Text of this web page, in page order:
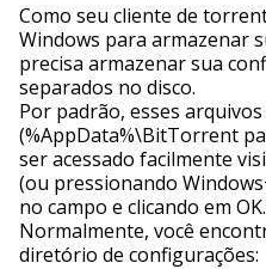
Como seu cliente de
Windows para armazenar
precisa armazenar sua
separados no disco.
Por padrão, esses
(%AppData%\BitTorrent
ser acessado facilmente
(ou pressionando
no campo e clicando em OK.
Normalmente, você
diretório de configurações: